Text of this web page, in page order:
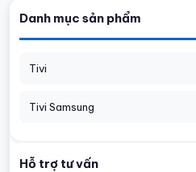
Danh mục sản phẩm
Tivi
Tivi Samsung
Hỗ trợ tư vấn